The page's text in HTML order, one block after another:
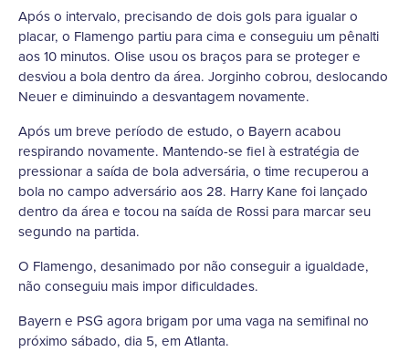
Após o intervalo, precisando de dois gols para igualar o
placar, o Flamengo partiu para cima e conseguiu um pênalti
aos 10 minutos. Olise usou os braços para se proteger e
desviou a bola dentro da área. Jorginho cobrou, deslocando
Neuer e diminuindo a desvantagem novamente.
Após um breve período de estudo, o Bayern acabou
respirando novamente. Mantendo-se fiel à estratégia de
pressionar a saída de bola adversária, o time recuperou a
bola no campo adversário aos 28. Harry Kane foi lançado
dentro da área e tocou na saída de Rossi para marcar seu
segundo na partida.
O Flamengo, desanimado por não conseguir a igualdade,
não conseguiu mais impor dificuldades.
Bayern e PSG agora brigam por uma vaga na semifinal no
próximo sábado, dia 5, em Atlanta.